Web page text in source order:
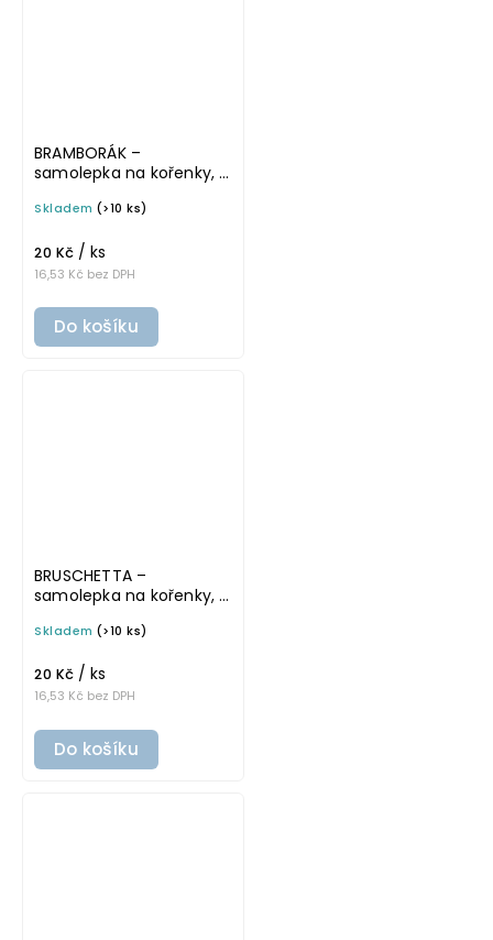
BRAMBORÁK –
samolepka na kořenky, 5
Skladem (>10 ks)
16,53 Kč bez DPH
20 Kč / ks
Do košíku
BRUSCHETTA –
samolepka na kořenky, 5
Skladem (>10 ks)
16,53 Kč bez DPH
20 Kč / ks
Do košíku